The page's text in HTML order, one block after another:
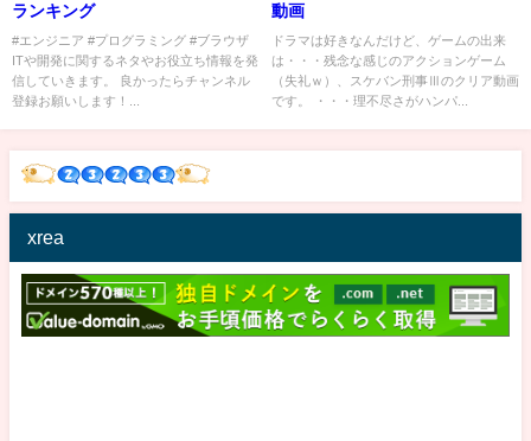
ランキング
#エンジニア #プログラミング #ブラウザ
ITや開発に関するネタやお役立ち情報を発
信していきます。 良かったらチャンネル
登録お願いします！...
動画
ドラマは好きなんだけど、ゲームの出来
は・・・残念な感じのアクションゲーム
（失礼ｗ）、スケバン刑事Ⅲのクリア動画
です。 ・・・理不尽さがハンパ...
xrea